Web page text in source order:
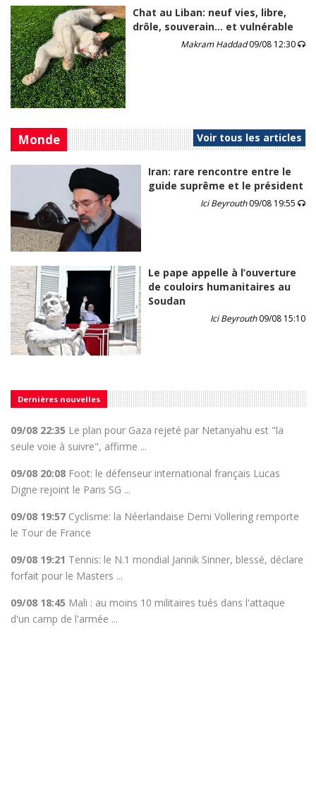
Chat au Liban: neuf vies, libre,
drôle, souverain… et vulnérable
Makram Haddad09/08 12:30
Monde Voir tous les articles
Iran: rare rencontre entre le
guide suprême et le président
Ici Beyrouth09/08 19:55
Le pape appelle à l’ouverture
de couloirs humanitaires au
Soudan
Ici Beyrouth09/08 15:10
Dernières nouvelles
09/08 22:35 Le plan pour Gaza rejeté par Netanyahu est "la
seule voie à suivre", affirme ...
09/08 20:08 Foot: le défenseur international français Lucas
Digne rejoint le Paris SG ...
09/08 19:57 Cyclisme: la Néerlandaise Demi Vollering remporte
le Tour de France
09/08 19:21 Tennis: le N.1 mondial Jannik Sinner, blessé, déclare
forfait pour le Masters ...
09/08 18:45 Mali : au moins 10 militaires tués dans l'attaque
d'un camp de l'armée ...